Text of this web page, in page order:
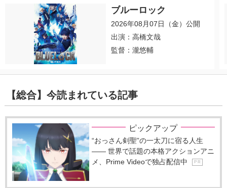
ブルーロック
2026年08月07日（金）公開
出演：高橋文哉
監督：瀧悠輔
【総合】今読まれている記事
ピックアップ
“おっさん剣聖”の一太刀に宿る人生
―― 世界で話題の本格アクションアニ
メ、Prime Videoで独占配信中
P R